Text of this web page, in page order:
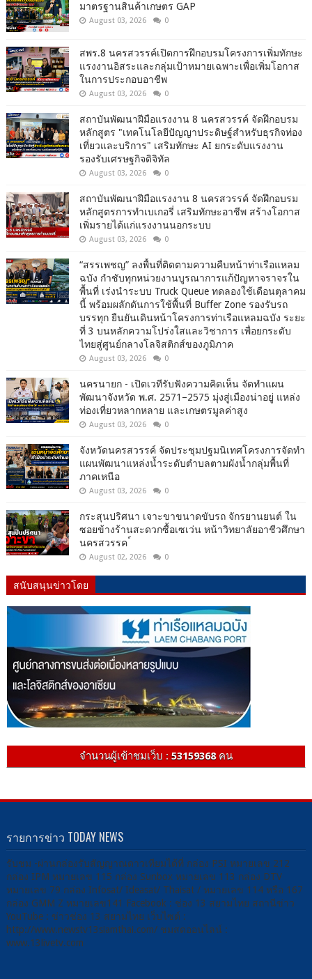
มาตรฐานสินค้าเกษตร GAP
August 03, 2026 0
สพร.8 นครสวรรค์เปิดการฝึกอบรมโครงการเพิ่มทักษะ
แรงงานอิสระและกลุ่มเป้าหมายเฉพาะเพื่อเพิ่มโอกาส
ในการประกอบอาชีพ
August 03, 2026 0
สถาบันพัฒนาฝีมือแรงงาน 8 นครสวรรค์ จัดฝึกอบรม
หลักสูตร "เทคโนโลยีปัญญาประดิษฐ์สำหรับธุรกิจท่อง
เที่ยวและบริการ" เสริมทักษะ AI ยกระดับแรงงาน
รองรับเศรษฐกิจดิจิทัล
August 03, 2026 0
สถาบันพัฒนาฝีมือแรงงาน 8 นครสวรรค์ จัดฝึกอบรม
หลักสูตรการทำเบเกอรี่ เสริมทักษะอาชีพ สร้างโอกาส
เพิ่มรายได้แก่แรงงานนอกระบบ
August 03, 2026 0
“สรรเพชญ” ลงพื้นที่ติดตามความคืบหน้าท่าเรือแหลม
ฉบัง กำชับทุกหน่วยงานบูรณาการแก้ปัญหาจราจรใน
พื้นที่ เร่งนำระบบ Truck Queue ทดลองใช้เดือนตุลาคม
นี้ พร้อมผลักดันการใช้พื้นที่ Buffer Zone รองรับรถ
บรรทุก ยืนยันเดินหน้าโครงการท่าเรือแหลมฉบัง ระยะ
ที่ 3 บนหลักความโปร่งใสและวิชาการ เพื่อยกระดับ
ไทยสู่ศูนย์กลางโลจิสติกส์ของภูมิภาค
August 03, 2026 0
นครนายก - เปิดเวทีรับฟังความคิดเห็น จัดทำแผน
พัฒนาจังหวัด พ.ศ. 2571–2575 มุ่งสู่เมืองน่าอยู่ แหล่ง
ท่องเที่ยวหลากหลาย และเกษตรมูลค่าสูง
August 03, 2026 0
จังหวัดนครสวรรค์ จัดประชุมปฐมนิเทศโครงการจัดทำ
แผนพัฒนาแหล่งน้ำระดับตำบลตามผังน้ำกลุ่มพื้นที่
ภาคเหนือ
August 03, 2026 0
กระสุนปริศนา เจาะขาขนาดขับรถ จักรยานยนต์ ใน
ซอยข้างร้านสะดวกซื้อเซเว่น หน้าวิทยาลัยอาชีวศึกษา
นครสวรรค ์
August 02, 2026 0
สนับสนุนข่าวโดย
จำนวนผู้เข้าชมเว็บ : 53159368คน
รายการข่าว TODAY NEWS
รับชม -ผ่านกล่องรับสัญญาณดาวเทียมได้ที่ กล่อง PSI หมายเลข 212
กล่อง IPM หมายเลข 115 กล่อง Sunbox หมายเลข 113 กล่อง DTV
หมายเลข 79 กล่อง Infosat/ Ideasat/ Thaisat / หมายเลข 114 หรือ 167
กล่อง GMM Z หมายเลข141 Facebook : ช่อง 13 สยามไทย สถานีข่าว
YouTube : ข่าวช่อง 13 สยามไทย เว็บไซต์ :
http://www.newstv13siamthai.com/ ชมสดออนไลน์ :
www.13livetv.com